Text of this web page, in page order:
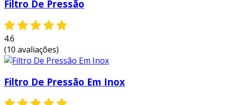
contaminantes, como umidade e
partículas, garantindo um ar limpo para
aumento da vida útil dos
equipamentos:com um ar de boa
estão menos propensos a danos e
desgastes prematuros.
Filtro De Pressão
4.6
(10 avaliações)
Filtro De Pressão Em Inox